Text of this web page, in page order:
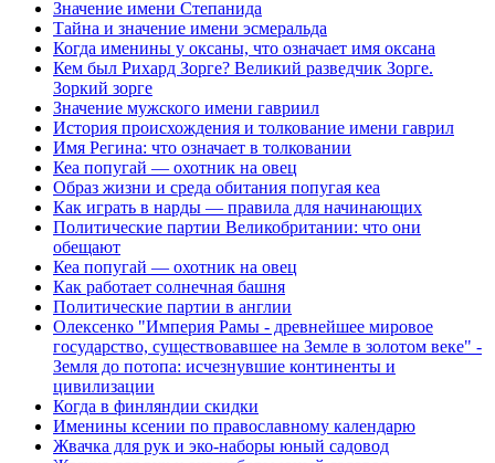
Значение имени Степанида
Тайна и значение имени эсмеральда
Когда именины у оксаны, что означает имя оксана
Кем был Рихард Зорге? Великий разведчик Зорге.
Зоркий зорге
Значение мужского имени гавриил
История происхождения и толкование имени гаврил
Имя Регина: что означает в толковании
Кеа попугай — охотник на овец
Образ жизни и среда обитания попугая кеа
Как играть в нарды — правила для начинающих
Политические партии Великобритании: что они
обещают
Кеа попугай — охотник на овец
Как работает солнечная башня
Политические партии в англии
Олексенко "Империя Рамы - древнейшее мировое
государство, существовавшее на Земле в золотом веке" -
Земля до потопа: исчезнувшие континенты и
цивилизации
Когда в финляндии скидки
Именины ксении по православному календарю
Жвачка для рук и эко-наборы юный садовод